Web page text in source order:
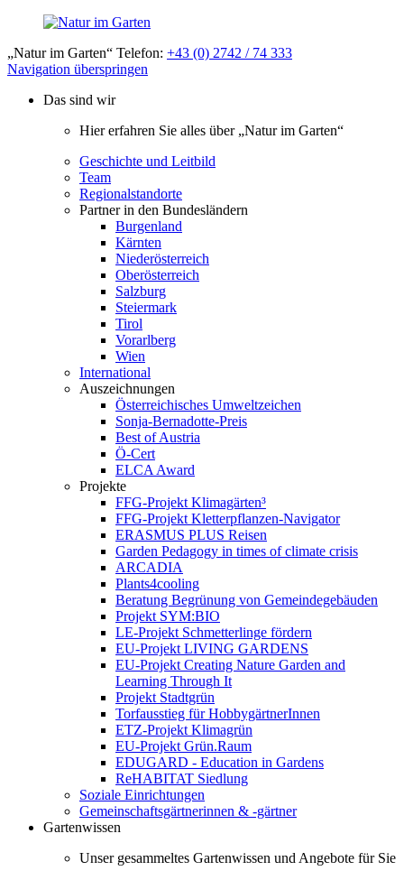
„Natur im Garten“ Telefon: +43 (0) 2742 / 74 333
Navigation überspringen
Das sind wir
Hier erfahren Sie alles über „Natur im Garten“
Geschichte und Leitbild
Team
Regionalstandorte
Partner in den Bundesländern
Burgenland
Kärnten
Niederösterreich
Oberösterreich
Salzburg
Steiermark
Tirol
Vorarlberg
Wien
International
Auszeichnungen
Österreichisches Umweltzeichen
Sonja-Bernadotte-Preis
Best of Austria
Ö-Cert
ELCA Award
Projekte
FFG-Projekt Klimagärten³
FFG-Projekt Kletterpflanzen-Navigator
ERASMUS PLUS Reisen
Garden Pedagogy in times of climate crisis
ARCADIA
Plants4cooling
Beratung Begrünung von Gemeindegebäuden
Projekt SYM:BIO
LE-Projekt Schmetterlinge fördern
EU-Projekt LIVING GARDENS
EU-Projekt Creating Nature Garden and
Learning Through It
Projekt Stadtgrün
Torfausstieg für HobbygärtnerInnen
ETZ-Projekt Klimagrün
EU-Projekt Grün.Raum
EDUGARD - Education in Gardens
ReHABITAT Siedlung
Soziale Einrichtungen
Gemeinschaftsgärtnerinnen & -gärtner
Gartenwissen
Unser gesammeltes Gartenwissen und Angebote für Sie